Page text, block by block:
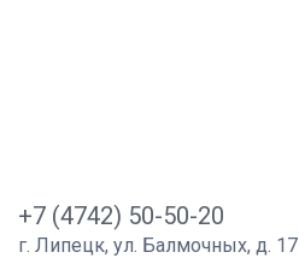
+7 (4742) 50-50-20
г. Липецк, ул. Балмочных, д. 17